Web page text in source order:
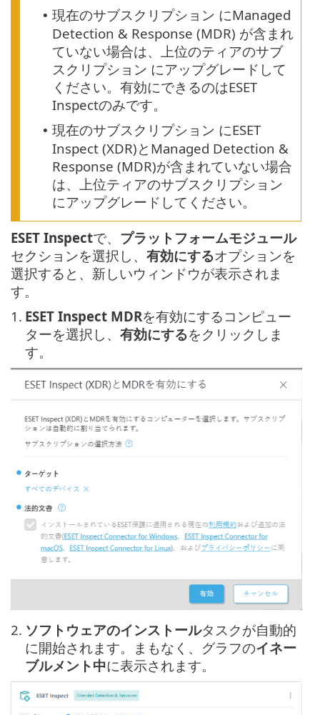
• 現在のサブスクリプション にManaged
Detection & Response (MDR) が含まれ
ていない場合は、上位のティアのサブ
スクリプション にアップグレードして
ください。有効にできるのはESET
Inspectのみです。
• 現在のサブスクリプション にESET
Inspect (XDR)とManaged Detection &
Response (MDR)が含まれていない場合
は、上位ティアのサブスクリプション
にアップグレードしてください。
ESET Inspectで、 プラットフォームモジュール
セクションを選択し、 有効にするオプションを
選択すると、新しいウィンドウが表示されま
す。
1. ESET Inspect MDRを有効にするコンピュー
ターを選択し、 有効にするをクリックしま
す。
2. ソフトウェアのインストールタスクが自動的
に開始されます。まもなく、グラフのイネー
ブルメント中に表示されます。